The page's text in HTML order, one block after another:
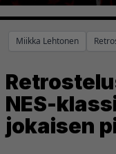
Miikka Lehtonen
NES-
jokaisen